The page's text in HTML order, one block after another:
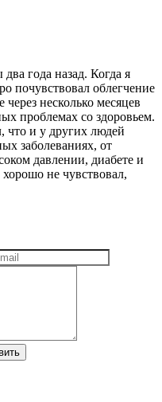
года назад. Когда я
почувствовал облегчение
несколько месяцев
проблемах со здоровьем.
что и у других людей
заболеваниях, от
давлении, диабете и
не чувствовал,